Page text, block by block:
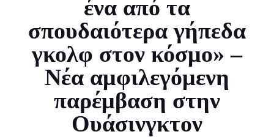
ένα από τα
σπουδαιότερα γήπεδα
γκολφ στον κόσμο» –
Νέα αμφιλεγόμενη
παρέμβαση στην
Ουάσινγκτον